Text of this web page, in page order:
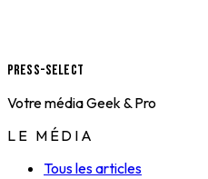
Press-Select
Votre média Geek & Pro
LE MÉDIA
Tous les articles